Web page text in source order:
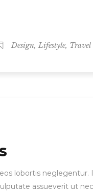
Design, Lifestyle, Travel
lobortis
assueverit ut